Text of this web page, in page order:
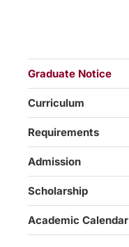
Graduate Notice
Curriculum
Requirements
Admission
Scholarship
Academic Calendar